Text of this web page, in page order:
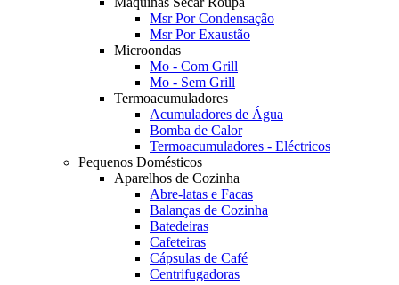
Msr Por Condensação
Msr Por Exaustão
Microondas
Mo - Com Grill
Mo - Sem Grill
Termoacumuladores
Acumuladores de Água
Bomba de Calor
Termoacumuladores - Eléctricos
Pequenos Domésticos
Aparelhos de Cozinha
Abre-latas e Facas
Balanças de Cozinha
Batedeiras
Cafeteiras
Cápsulas de Café
Centrifugadoras